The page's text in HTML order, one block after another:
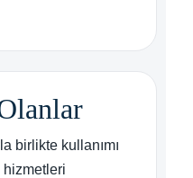
birlikte kullanımı
hizmetleri